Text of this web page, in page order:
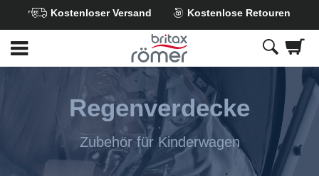
Hauptinhalt
springen
Kostenloser Versand Kostenlose Retouren
Regenverdecke
Zubehör für Kinderwagen